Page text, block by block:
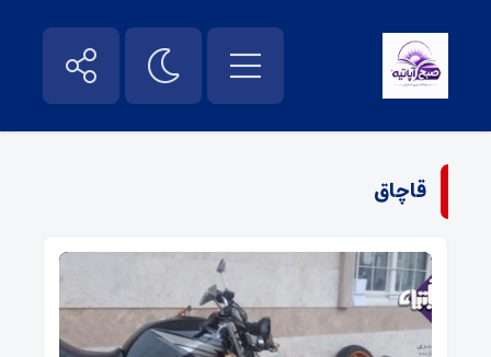
قاچاق